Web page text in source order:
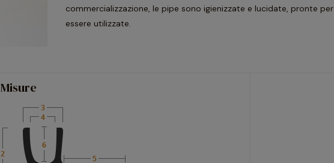
commercializzazione, le pipe sono igienizzate e lucidate, pronte per
essere utilizzate.
Misure